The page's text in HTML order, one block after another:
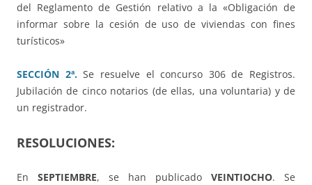
del Reglamento de Gestión relativo a la «Obligación de
informar sobre la cesión de uso de viviendas con fines
turísticos»
SECCIÓN 2ª.Se resuelve el concurso 306 de Registros.
Jubilación de cinco notarios (de ellas, una voluntaria) y de
un registrador.
RESOLUCIONES:
En SEPTIEMBRE, se han publicado VEINTIOCHO. Se